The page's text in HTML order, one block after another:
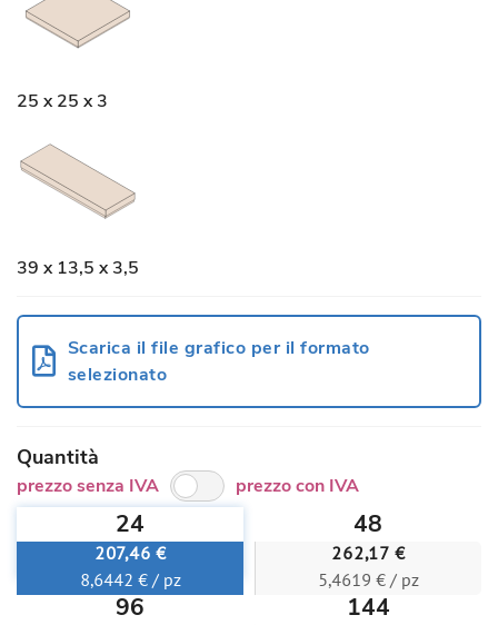
25 x 25 x 3
39 x 13,5 x 3,5
Scarica il file grafico per il formato
selezionato
Quantità
prezzo senza IVA prezzo con IVA
24
207,46 €
8,6442 € / pz
48
262,17 €
5,4619 € / pz
96 144